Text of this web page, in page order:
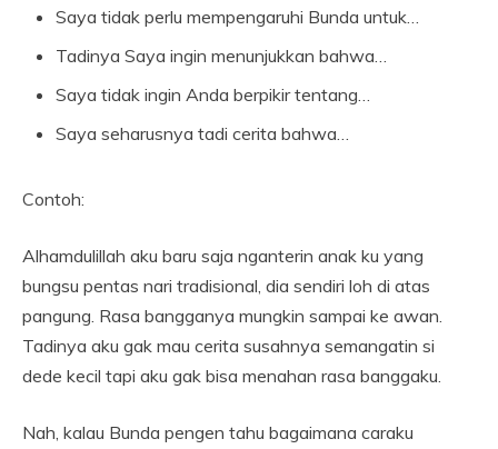
Saya tidak perlu mempengaruhi Bunda untuk…
Tadinya Saya ingin menunjukkan bahwa…
Saya tidak ingin Anda berpikir tentang…
Saya seharusnya tadi cerita bahwa…
Contoh:
Alhamdulillah aku baru saja nganterin anak ku yang
bungsu pentas nari tradisional, dia sendiri loh di atas
pangung. Rasa bangganya mungkin sampai ke awan.
Tadinya aku gak mau cerita susahnya semangatin si
dede kecil tapi aku gak bisa menahan rasa banggaku.
Nah, kalau Bunda pengen tahu bagaimana caraku